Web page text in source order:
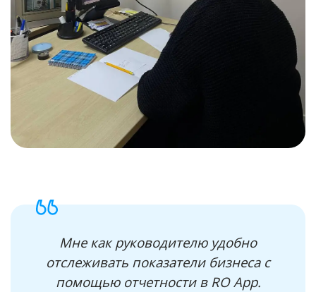
Мне как руководителю удобно
отслеживать показатели бизнеса с
помощью отчетности в RO App.